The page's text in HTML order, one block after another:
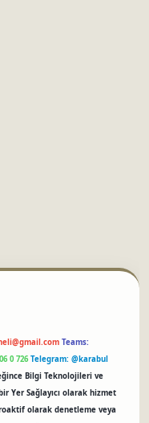
Teams:
0 726 Telegram: @karabul
Bilgi Teknolojileri ve
Yer Sağlayıcı olarak hizmet
olarak denetleme veya